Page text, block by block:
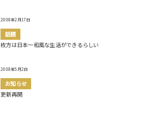
2008年2月17日
話題
枚方は日本一和風な生活ができるらしい
2008年5月2日
お知らせ
更新再開